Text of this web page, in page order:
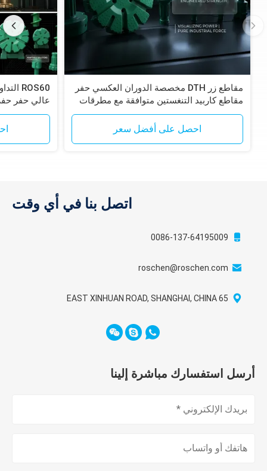
مقاطع زر DTH مخصصة الدوران العكسي حفر
مقاطع كاربيد التنغستين متوافقة مع مطرقات
Epiroc RC
احصل على أفضل سعر
لاستكشاف
اتصل بنا في أي وقت
0086-137-64195009
roschen@roschen.com
65 EAST XINHUAN ROAD, SHANGHAI, CHINA
أرسل استفسارك مباشرة إلينا